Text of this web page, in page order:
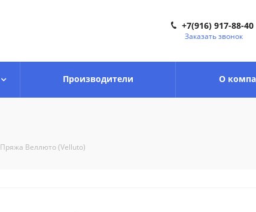
+7(916) 917-88-40
Заказать звонок
Производители О
Пряжа Веллюто (Velluto)